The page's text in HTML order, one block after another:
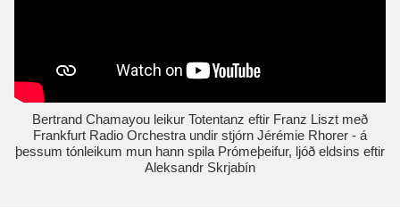
Bertrand Chamayou leikur Totentanz eftir Franz Liszt með
Frankfurt Radio Orchestra undir stjórn Jérémie Rhorer - á
þessum tónleikum mun hann spila Prómeþeifur, ljóð eldsins eftir
Aleksandr Skrjabín